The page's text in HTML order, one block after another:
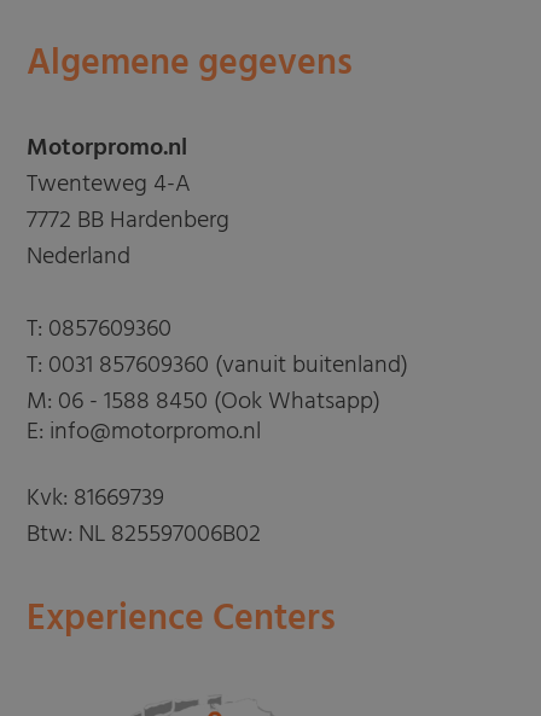
Algemene gegevens
Motorpromo.nl
Twenteweg 4-A
7772 BB Hardenberg
Nederland
T: 0857609360
T: 0031 857609360 (vanuit buitenland)
M: 06 - 1588 8450 (Ook Whatsapp)
E: info@motorpromo.nl
Kvk: 81669739
Btw: NL 825597006B02
Experience Centers